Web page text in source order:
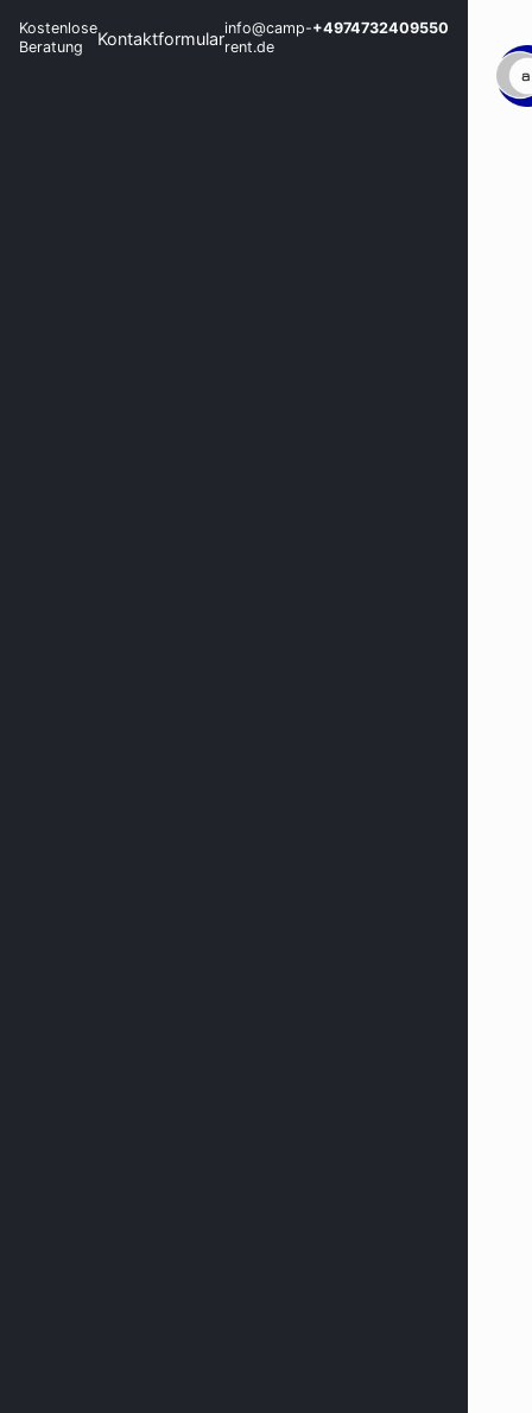
Kostenlose
Beratung
Kontaktformularinfo@camp-
rent.de
+4974732409550